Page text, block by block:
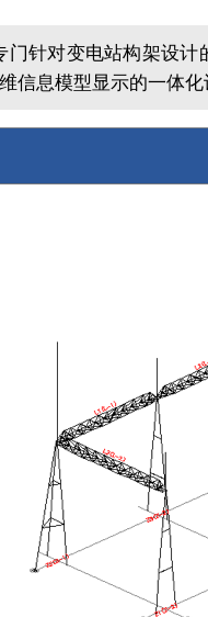
针对变电站构架设计
信息模型显示的一体